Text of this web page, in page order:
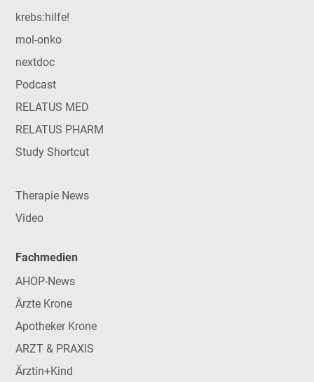
krebs:hilfe!
mol-onko
nextdoc
Podcast
RELATUS MED
RELATUS PHARM
Study Shortcut
Therapie News
Video
Fachmedien
AHOP-News
Ärzte Krone
Apotheker Krone
ARZT & PRAXIS
Ärztin+Kind